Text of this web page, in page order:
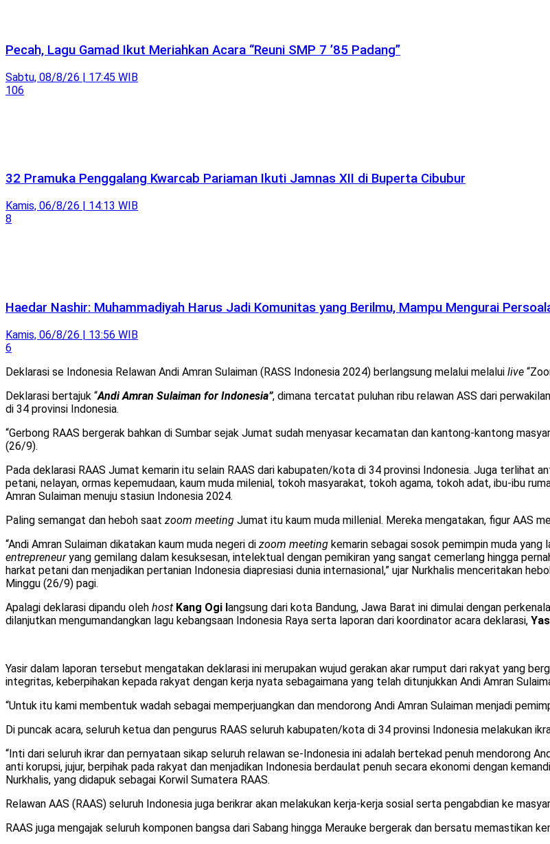
Pecah, Lagu Gamad Ikut Meriahkan Acara “Reuni SMP 7 ’85 Padang”
Sabtu, 08/8/26 | 17:45 WIB
106
32 Pramuka Penggalang Kwarcab Pariaman Ikuti Jamnas XII di Buperta Cibubur
Kamis, 06/8/26 | 14:13 WIB
8
Haedar Nashir: Muhammadiyah Harus Jadi Komunitas yang Berilmu, Mampu Mengurai
Kamis, 06/8/26 | 13:56 WIB
6
Deklarasi se Indonesia Relawan Andi Amran Sulaiman (RASS Indonesia 2024) berlangsung melalui melalui live
Deklarasi bertajuk “Andi Amran Sulaiman for Indonesia”, dimana tercatat puluhan ribu relawan ASS dari
di 34 provinsi Indonesia.
“Gerbong RAAS bergerak bahkan di Sumbar sejak Jumat sudah menyasar kecamatan dan kantong-kantong
(26/9).
Pada deklarasi RAAS Jumat kemarin itu selain RAAS dari kabupaten/kota di 34 provinsi Indonesia. Juga terlihat
petani, nelayan, ormas kepemudaan, kaum muda milenial, tokoh masyarakat, tokoh agama, tokoh adat, ibu-ibu
Amran Sulaiman menuju stasiun Indonesia 2024.
Paling semangat dan heboh saat zoom meeting Jumat itu kaum muda millenial. Mereka mengatakan, figur AAS
“Andi Amran Sulaiman dikatakan kaum muda negeri di zoom meeting kemarin sebagai sosok pemimpin muda yang
entrepreneuryang gemilang dalam kesuksesan, intelektual dengan pemikiran yang sangat cemerlang hingga
harkat petani dan menjadikan pertanian Indonesia diapresiasi dunia internasional,” ujar Nurkhalis menceritakan
Minggu (26/9) pagi.
Apalagi deklarasi dipandu oleh host Kang Ogi langsung dari kota Bandung, Jawa Barat ini dimulai dengan
dilanjutkan mengumandangkan lagu kebangsaan Indonesia Raya serta laporan dari koordinator acara deklarasi,
Yasir dalam laporan tersebut mengatakan deklarasi ini merupakan wujud gerakan akar rumput dari rakyat yang
integritas, keberpihakan kepada rakyat dengan kerja nyata sebagaimana yang telah ditunjukkan Andi Amran
“Untuk itu kami membentuk wadah sebagai memperjuangkan dan mendorong Andi Amran Sulaiman menjadi
Di puncak acara, seluruh ketua dan pengurus RAAS seluruh kabupaten/kota di 34 provinsi Indonesia melakukan
“Inti dari seluruh ikrar dan pernyataan sikap seluruh relawan se-Indonesia ini adalah bertekad penuh mendorong
anti korupsi, jujur, berpihak pada rakyat dan menjadikan Indonesia berdaulat penuh secara ekonomi dengan
Nurkhalis, yang didapuk sebagai Korwil Sumatera RAAS.
Relawan AAS (RAAS) seluruh Indonesia juga berikrar akan melakukan kerja-kerja sosial serta pengabdian ke
RAAS juga mengajak seluruh komponen bangsa dari Sabang hingga Merauke bergerak dan bersatu memastikan